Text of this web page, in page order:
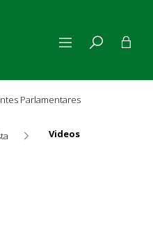
Parlamentares
Videos